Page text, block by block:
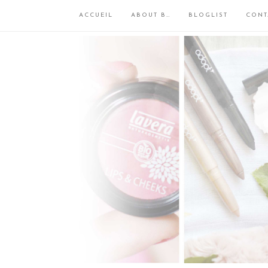
ACCUEIL ABOUT B… BLOGLIST